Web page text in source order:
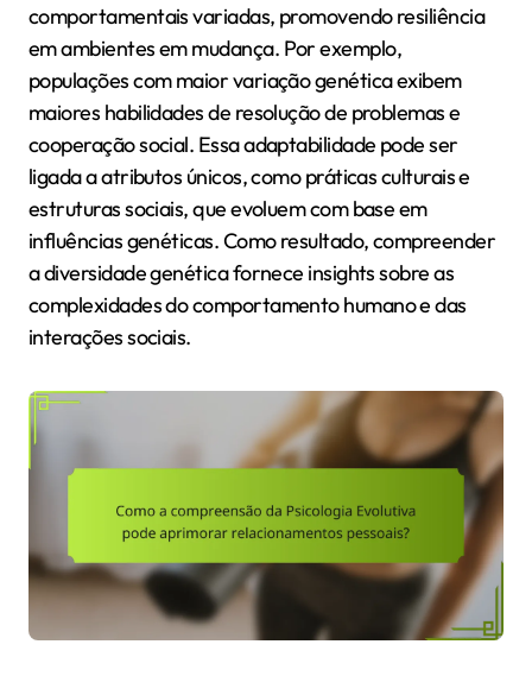
comportamentais variadas, promovendo resiliência
em ambientes em mudança. Por exemplo,
populações com maior variação genética exibem
maiores habilidades de resolução de problemas e
cooperação social. Essa adaptabilidade pode ser
ligada a atributos únicos, como práticas culturais e
estruturas sociais, que evoluem com base em
influências genéticas. Como resultado, compreender
a diversidade genética fornece insights sobre as
complexidades do comportamento humano e das
interações sociais.